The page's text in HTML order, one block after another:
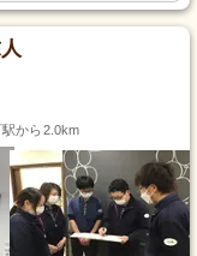
から2.0km